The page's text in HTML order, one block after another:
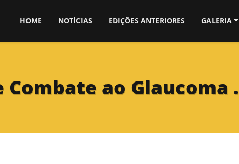
HOME NOTÍCIAS EDIÇÕES ANTERIORES GALERIA
Combate ao Glaucoma .